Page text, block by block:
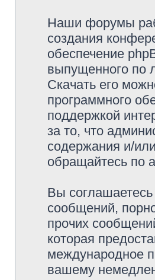
Наши форумы
создания
обеспечение
выпущенного по
Скачать его
программного
поддержкой
за то, что
содержания и/
обращайтесь по
Вы
сообщений,
прочих
которая
международное
вашему